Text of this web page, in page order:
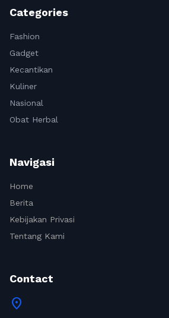
Categories
Fashion
Gadget
Kecantikan
Kuliner
Nasional
Obat Herbal
Navigasi
Home
Berita
Kebijakan Privasi
Tentang Kami
Contact
location_on